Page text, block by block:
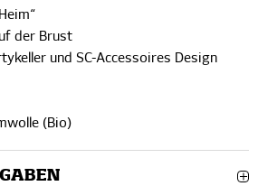
der Brust
und SC-Accessoires Design
(Bio)